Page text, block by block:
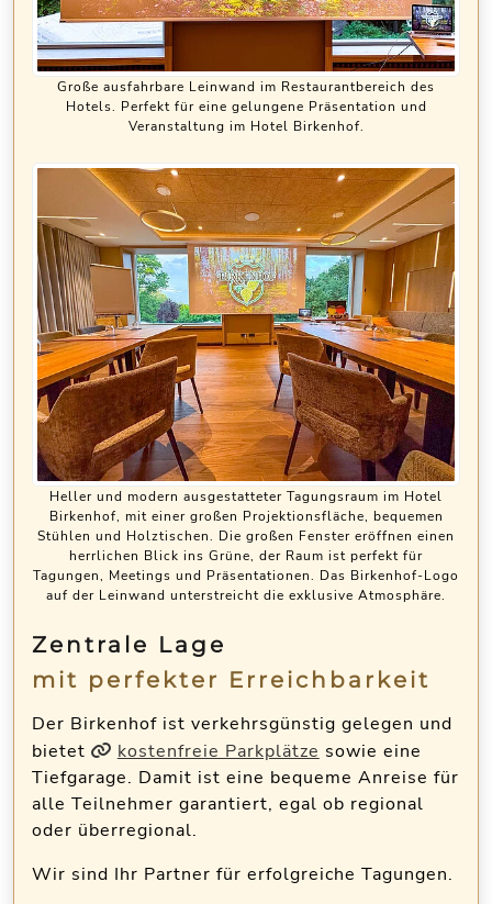
Große ausfahrbare Leinwand im Restaurantbereich des
Hotels. Perfekt für eine gelungene Präsentation und
Veranstaltung im Hotel Birkenhof.
Heller und modern ausgestatteter Tagungsraum im Hotel
Birkenhof, mit einer großen Projektionsfläche, bequemen
Stühlen und Holztischen. Die großen Fenster eröffnen einen
herrlichen Blick ins Grüne, der Raum ist perfekt für
Tagungen, Meetings und Präsentationen. Das Birkenhof-Logo
auf der Leinwand unterstreicht die exklusive Atmosphäre.
Zentrale Lage
mit perfekter Erreichbarkeit
Der Birkenhof ist verkehrsgünstig gelegen und
bietet
kostenfreie Parkplätze sowie eine
Tiefgarage. Damit ist eine bequeme Anreise für
alle Teilnehmer garantiert, egal ob regional
oder überregional.
Wir sind Ihr Partner für erfolgreiche Tagungen.